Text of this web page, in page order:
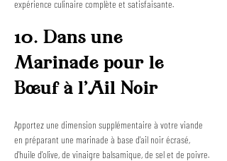
expérience culinaire complète et satisfaisante.
10. Dans une
Marinade pour le
Bœuf à l'Ail Noir
Apportez une dimension supplémentaire à votre viande
en préparant une marinade à base d'ail noir écrasé,
d'huile d'olive, de vinaigre balsamique, de sel et de poivre.